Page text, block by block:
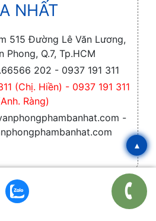
NHẤT
515 Đường Lê Văn Lương,
Phong, Q.7, Tp.HCM
202 - 0937 191 311
(Chị. Hiền) - 0937 191 311
Ràng)
-
▴